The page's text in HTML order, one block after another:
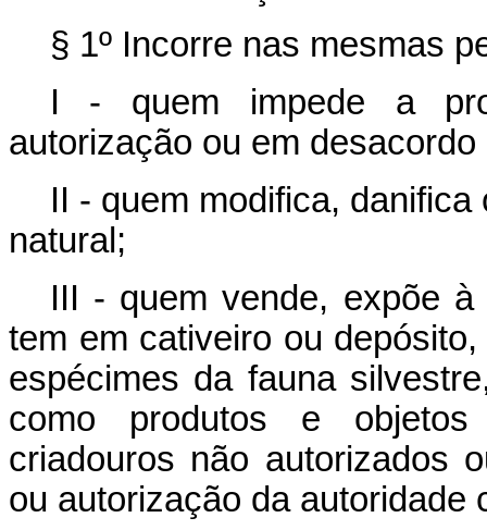
§ 1º Incorre nas mesmas
I - quem impede a
autorização ou em
II - quem modifica,
natural;
III - quem vende, expõe
tem em cativeiro ou
espécimes da fauna
como produtos e
criadouros não autorizados
ou autorização da autoridade